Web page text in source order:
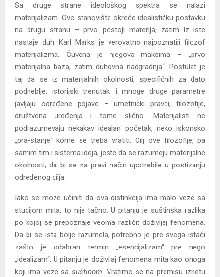
Sa druge strane ideološkog spektra se nalazi
materijalizam. Ovo stanovište okreće idealističku postavku
na drugu stranu – prvo postoji materija, zatim iz iste
nastaje duh. Karl Marks je verovatno najpoznatiji filozof
materijalizma. Čuvena je njegova maksima – „prvo
materijalna baza, zatim duhovna nadgradnja“. Postulat je
taj da se iz materijalnih okolnosti, specifičnih za dato
podneblje, istorijski trenutak, i mnoge druge parametre
javljaju određene pojave – umetnički pravci, filozofije,
društvena uređenja i tome slično. Materijalisti ne
podrazumevaju nekakav idealan početak, neko iskonsko
„pra-stanje“ kome se treba vratiti. Cilj ove filozofije, pa
samim tim i sistema ideja, jeste da se razumeju materijalne
okolnosti, da bi se na pravi način upotrebile u postizanju
određenog cilja.
Iako se moze učiniti da ova distinkcija ima malo veze sa
studijom mita, to nije tačno. U pitanju je suštinska razlika
po kojoj se prepoznaje veoma različit doživljaj fenomena.
Da bi se ista bolje razumela, potrebno je pre svega istaći
zašto je odabran termin „esencijalizam“ pre nego
„idealizam“. U pitanju je doživljaj fenomena mita kao onoga
koji ima veze sasuštinom . Vratimo se na premisu iznetu